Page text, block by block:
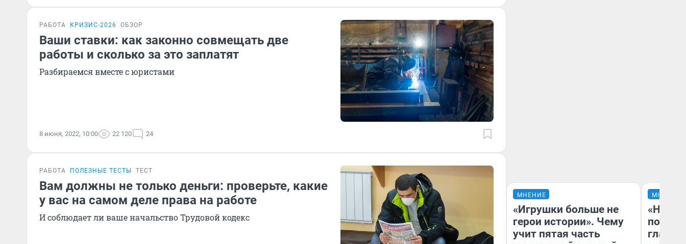
РАБОТА КРИЗИС-2026 ОБЗОР
Ваши ставки: как законно совмещать две
работы и сколько за это заплатят
Разбираемся вместе с юристами
8 июня, 2022, 10:00 22 120 24
РАБОТА ПОЛЕЗНЫЕ ТЕСТЫ ТЕСТ
Вам должны не только деньги: проверьте, какие
у вас на самом деле права на работе
И соблюдает ли ваше начальство Трудовой кодекс
МНЕНИЕ
«Игрушки больше не
герои истории». Чему
учит пятая часть
МНЕНИЕ